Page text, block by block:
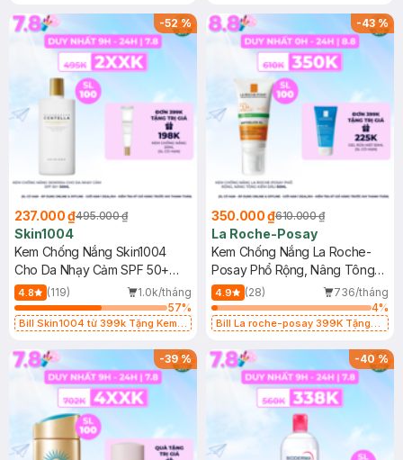
25ml (SL Có Hạn)
-52%
237.000 ₫495.000 ₫
Skin1004
Kem Chống Nắng Skin1004
Cho Da Nhạy Cảm SPF 50+
50ml
4.8 (119)
1.0k/tháng
57%
Bill Skin1004 từ 399k Tặng Kem
SPF 50+ 20ml (SL Có Hạn)
-43%
350.000 ₫610.000 ₫
La Roche-Posay
Kem Chống Nắng La Roche-
Posay Phổ Rộng, Nâng Tông
Kiềm Dầu 50ml
4.9 (28)
736/tháng
4%
Bill La roche-posay 399K Tặng
(SL có hạn)
-39% -40%